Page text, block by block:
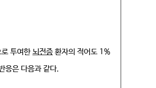
투여한뇌전증환자의 적어도 1%
응은 다음과 같다.